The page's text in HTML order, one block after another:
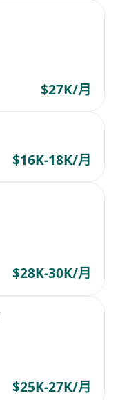
$27K/月
$16K-18K/月
$28K-30K/月
$25K-27K/月